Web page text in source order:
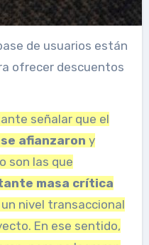
de usuarios están
ofrecer descuentos
señalar que el
afianzaron y
son las que
masa crítica
nivel transaccional
En ese sentido,